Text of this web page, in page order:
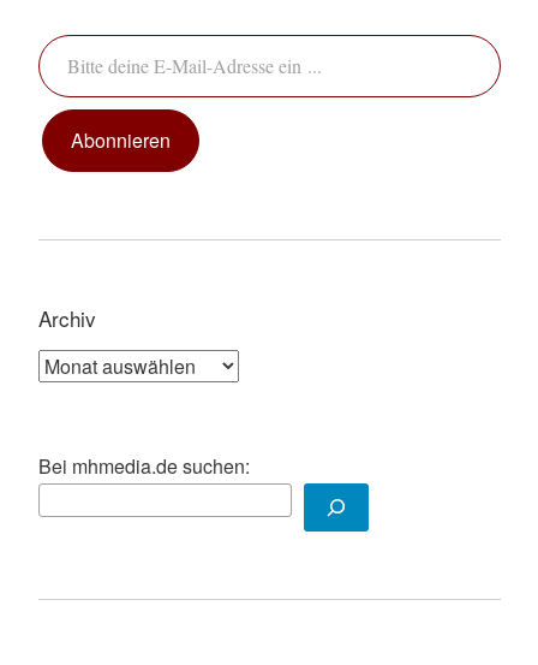
Bitte deine E-Mail-Adresse ein ...
Abonnieren
Archiv
Archiv
Bei mhmedia.de suchen: